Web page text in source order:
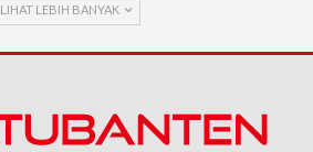
LIHAT LEBIH BANYAK